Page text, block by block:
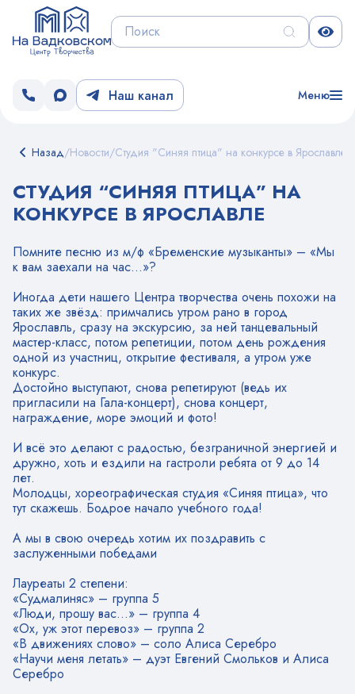
Наш канал Меню
Назад/Новости/Студия "Синяя птица" на конкурсе в Ярославле
СТУДИЯ “СИНЯЯ ПТИЦА” НА
КОНКУРСЕ В ЯРОСЛАВЛЕ
Помните песню из м/ф «Бременские музыканты» – «Мы
к вам заехали на час…»?
Иногда дети нашего Центра творчества очень похожи на
таких же звёзд: примчались утром рано в город
Ярославль, сразу на экскурсию, за ней танцевальный
мастер-класс, потом репетиции, потом день рождения
одной из участниц, открытие фестиваля, а утром уже
конкурс.
Достойно выступают, снова репетируют (ведь их
пригласили на Гала-концерт), снова концерт,
награждение, море эмоций и фото!
И всё это делают с радостью, безграничной энергией и
дружно, хоть и ездили на гастроли ребята от 9 до 14
лет.
Молодцы, хореографическая студия «Синяя птица», что
тут скажешь. Бодрое начало учебного года!
А мы в свою очередь хотим их поздравить с
заслуженными победами
Лауреаты 2 степени:
«Судмалиняс» – группа 5
«Люди, прошу вас…» – группа 4
«Ох, уж этот перевоз» – группа 2
«В движениях слово» – соло Алиса Серебро
«Научи меня летать» – дуэт Евгений Смольков и Алиса
Серебро